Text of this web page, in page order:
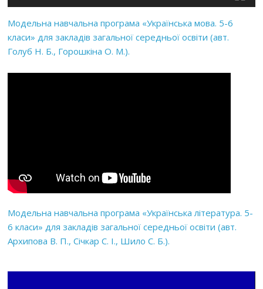
Модельна навчальна програма «Українська мова. 5-6
класи» для закладів загальної середньої освіти (авт.
Голуб Н. Б., Горошкіна О. М.).
Модельна навчальна програма «Українська література. 5-
6 класи» для закладів загальної середньої освіти (авт.
Архипова В. П., Січкар С. І., Шило С. Б.).